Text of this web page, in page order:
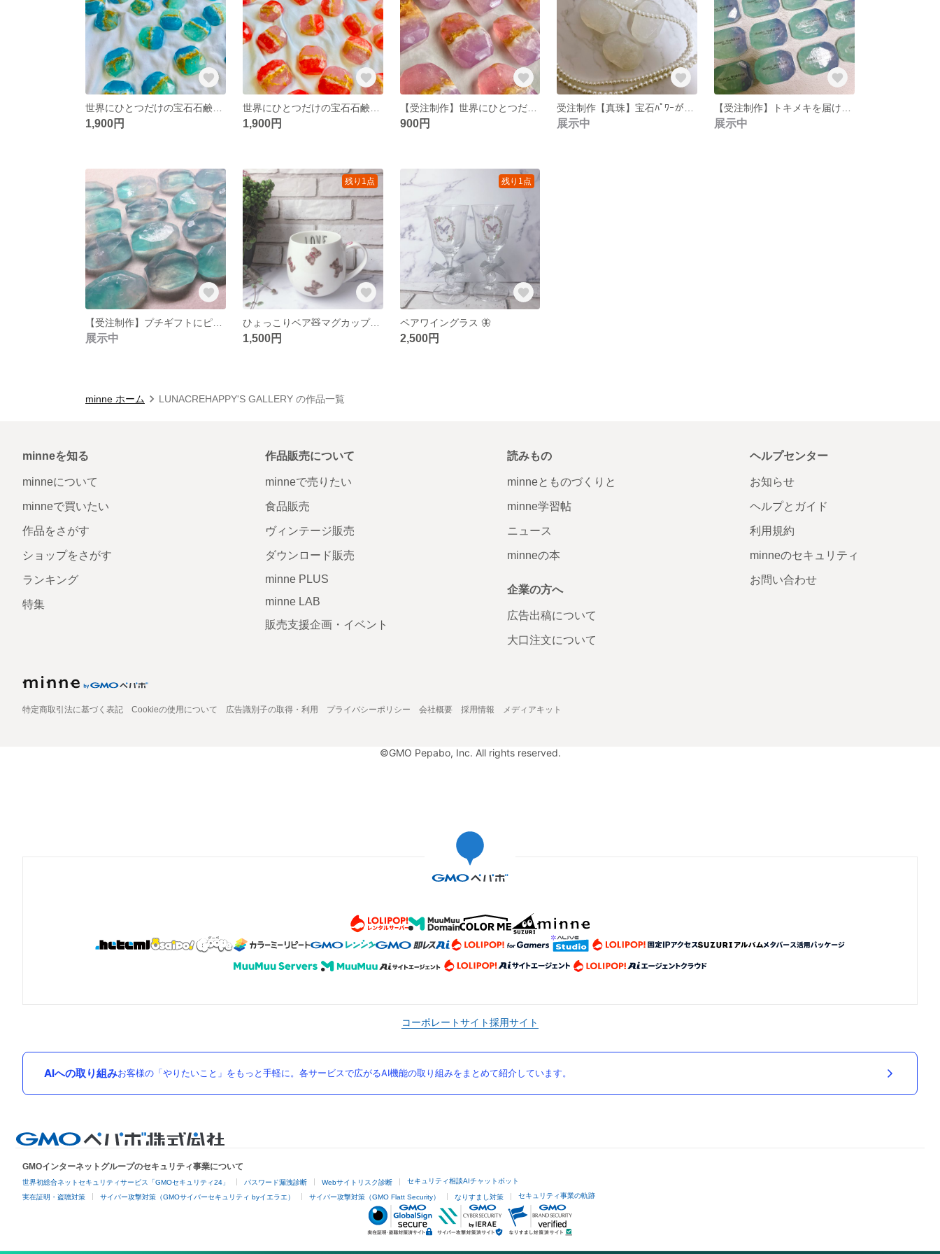
1,900円 1,900円
【受注制作】世界にひとつだけの宝石石鹸💎. Petit Charm Bijoux*
900円 展示中 展示中
展示中
残り1点
ひょっこりベア🧸マグカップ🍓LOVE
1,500円
残り1点
ペアワイングラス 🦋
2,500円
minne ホーム LUNACREHAPPY'S GALLERY の作品一覧
minneを知る
minneについて
minneで買いたい
作品をさがす
ショップをさがす
ランキング
特集
作品販売について
minneで売りたい
食品販売
ヴィンテージ販売
ダウンロード販売
minne PLUS
minne LAB
販売支援企画・イベント
読みもの
minneとものづくりと
minne学習帖
ニュース
minneの本
企業の方へ
広告出稿について
大口注文について
ヘルプセンター
お知らせ
ヘルプとガイド
利用規約
minneのセキュリティ
お問い合わせ
特定商取引法に基づく表記 Cookieの使用について 広告識別子の取得・利用 プライバシーポリシー 会社概要 採用情報 メディアキット
©GMO Pepabo, Inc. All rights reserved.
コーポレートサイト採用サイト
AIへの取り組みお客様の「やりたいこと」をもっと手軽に。各サービスで広がるAI機能の取り組みをまとめて紹介しています。
GMOインターネットグループのセキュリティ事業について
世界初総合ネットセキュリティサービス「GMOセキュリティ24」 パスワード漏洩診断 Webサイトリスク診断 セキュリティ相談AIチャットボット
実在証明・盗聴対策 サイバー攻撃対策（GMOサイバーセキュリティ byイエラエ） サイバー攻撃対策（GMO Flatt Security） なりすまし対策 セキュリティ事業の軌跡